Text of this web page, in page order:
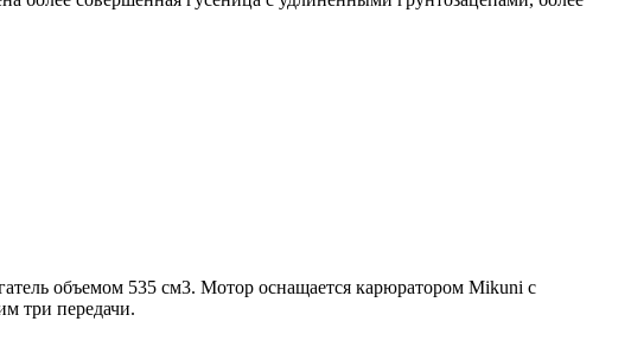
объемом 535 см3. Мотор оснащается карюратором Mikuni с
три передачи.